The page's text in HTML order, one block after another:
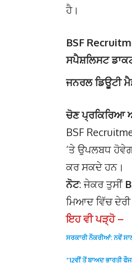
ਹੈ।
BSF
ਸਪੈਸ਼ਲਿਸਟ
ਜਨਰਲ ਡਿਊਟੀ
ਚੋਣ ਪ੍ਰਕਿਰਿਆ
BSF
‘ਤੇ ਉਪਲਬਧ
ਕਰ ਸਕਦੇ ਹਨ।
ਨੋਟ: ਜੇਕਰ ਤੁਸੀਂ
ਮਿਆਦ ਵਿੱਚ
ਇਹ ਵੀ ਪੜ੍ਹੋ –
ਸਰਕਾਰੀ ਨੌਕਰੀਆਂ: ਨਵੇਂ
“12ਵੀਂ ਤੋਂ ਬਾਅਦ ਭਾਰਤੀ